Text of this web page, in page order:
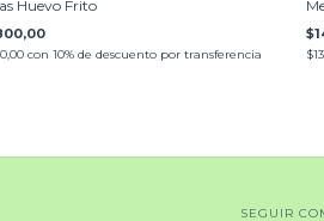
Huevo Frito
con 10% de descuento por transferencia
SEGUIR